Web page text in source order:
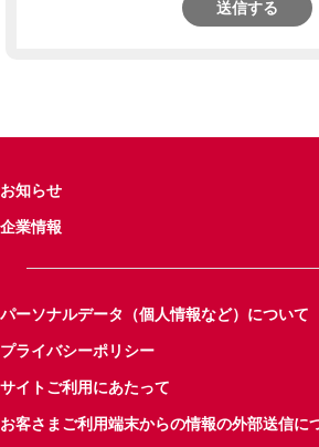
送信する
お知らせ
企業情報
パーソナルデータ（個人情報など）について
プライバシーポリシー
サイトご利用にあたって
お客さまご利用端末からの情報の外部送信に